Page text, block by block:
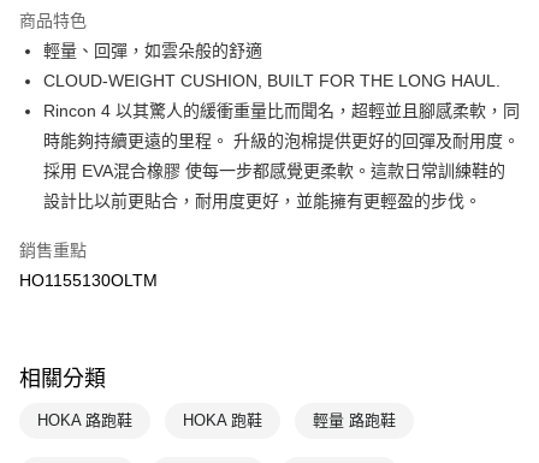
7-11取貨(快速到店)
每筆NT$100，滿NT$1,500(含以上)免運費
宅配-本島
每筆NT$100，滿NT$1,500(含以上)免運費
商品特色
輕量、回彈，如雲朵般的舒適
CLOUD-WEIGHT CUSHION, BUILT FOR THE LONG HAUL.
Rincon 4 以其驚人的緩衝重量比而聞名，超輕並且腳感柔軟，同
時能夠持續更遠的里程。 升級的泡棉提供更好的回彈及耐用度。
採用 EVA混合橡膠 使每一步都感覺更柔軟。這款日常訓練鞋的
設計比以前更貼合，耐用度更好，並能擁有更輕盈的步伐。
銷售重點
HO1155130OLTM
相關分類
HOKA 路跑鞋 HOKA 跑鞋 輕量 路跑鞋